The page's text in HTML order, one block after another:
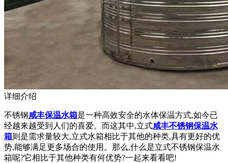
详细介绍
不锈钢咸丰保温水箱是一种高效安全的水体保温方式,如今已
经越来越受到人们的喜爱。而这其中,立式咸丰不锈钢保温水
箱则是需求量较大,立式水箱相比于其他的种类,具有更好的优
势,能够满足更多场合的使用。那么,什么是立式不锈钢保温水
箱呢?它相比于其他种类有何优势?一起来看看吧!